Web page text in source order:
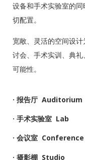
设备和手术实验室的
切配置。
宽敞、灵活的空间设
讨会、手术实训、典
可能性。
· 报告厅 Auditorium
· 手术实验室 Lab
· 会议室
· 摄影棚 Studio